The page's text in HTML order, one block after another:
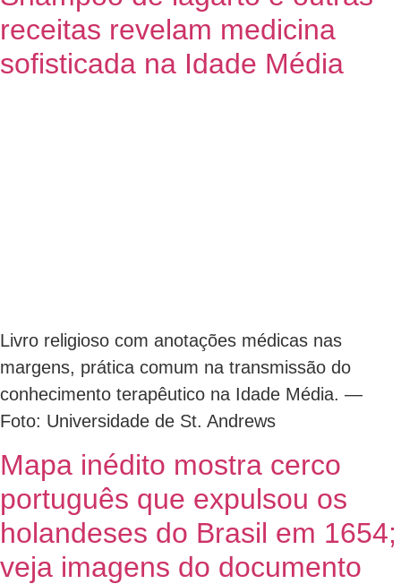
receitas revelam medicina
sofisticada na Idade Média
Livro religioso com anotações médicas nas
margens, prática comum na transmissão do
conhecimento terapêutico na Idade Média. —
Foto: Universidade de St. Andrews
Mapa inédito mostra cerco
português que expulsou os
holandeses do Brasil em 1654;
veja imagens do documento